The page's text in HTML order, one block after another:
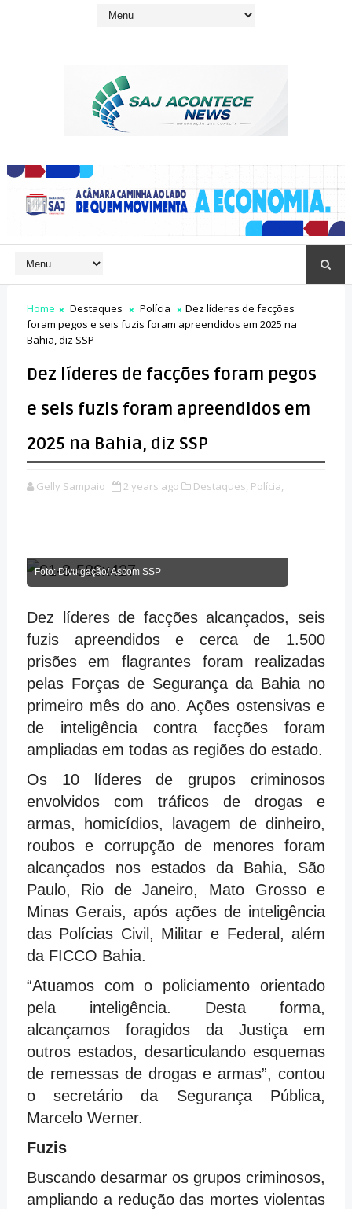
Home Destaques Polícia
Dez líderes de facções
foram pegos e seis fuzis foram apreendidos em 2025 na
Bahia, diz SSP
Dez líderes de facções foram pegos
e seis fuzis foram apreendidos em
2025 na Bahia, diz SSP
Gelly Sampaio 2 years ago Destaques, Polícia,
Foto: Divulgação/ Ascom SSP
Dez líderes de facções alcançados, seis
fuzis apreendidos e cerca de 1.500
prisões em flagrantes foram realizadas
pelas Forças de Segurança da Bahia no
primeiro mês do ano. Ações ostensivas e
de inteligência contra facções foram
ampliadas em todas as regiões do estado.
Os 10 líderes de grupos criminosos
envolvidos com tráficos de drogas e
armas, homicídios, lavagem de dinheiro,
roubos e corrupção de menores foram
alcançados nos estados da Bahia, São
Paulo, Rio de Janeiro, Mato Grosso e
Minas Gerais, após ações de inteligência
das Polícias Civil, Militar e Federal, além
da FICCO Bahia.
“Atuamos com o policiamento orientado
pela inteligência. Desta forma,
alcançamos foragidos da Justiça em
outros estados, desarticulando esquemas
de remessas de drogas e armas”, contou
o secretário da Segurança Pública,
Marcelo Werner.
Fuzis
Buscando desarmar os grupos criminosos,
ampliando a redução das mortes violentas